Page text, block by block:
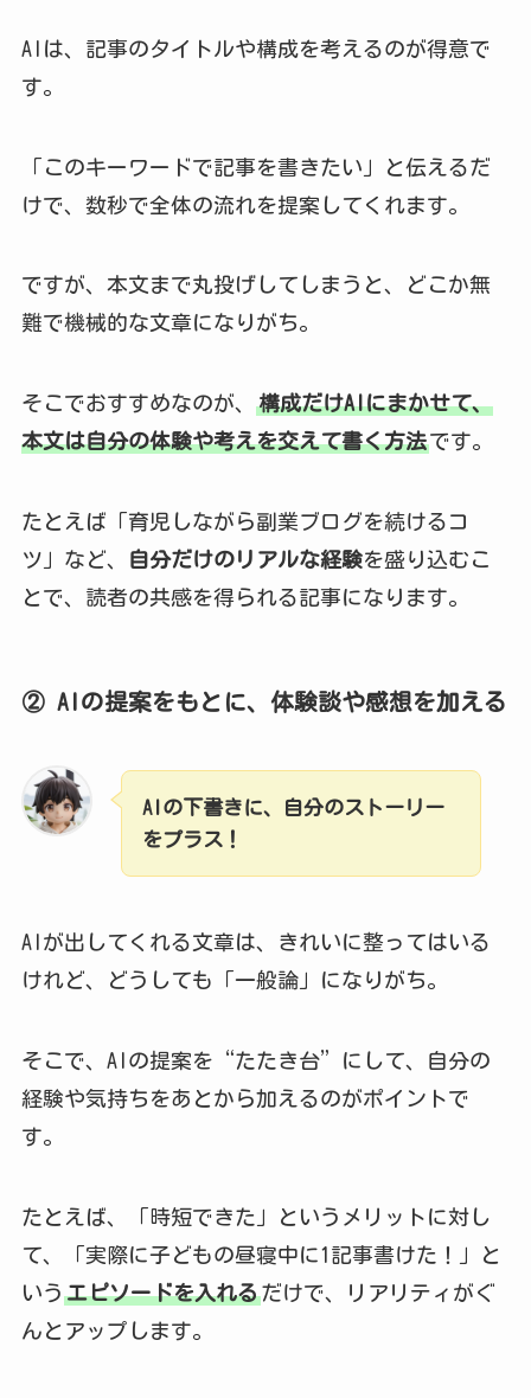
AIは、記事のタイトルや構成を考えるのが得意で
す。
「このキーワードで記事を書きたい」と伝えるだ
けで、数秒で全体の流れを提案してくれます。
ですが、本文まで丸投げしてしまうと、どこか無
難で機械的な文章になりがち。
そこでおすすめなのが、
構成だけAIにまかせて、
本文は自分の体験や考えを交えて書く方法です。
たとえば「育児しながら副業ブログを続けるコ
ツ」など、
自分だけのリアルな経験を盛り込むこ
とで、読者の共感を得られる記事になります。
② AIの提案をもとに、体験談や感想を加える
AIの下書きに、自分のストーリー
をプラス！
AIが出してくれる文章は、きれいに整ってはいる
けれど、どうしても「一般論」になりがち。
そこで、AIの提案を“たたき台”にして、自分の
経験や気持ちをあとから加えるのがポイントで
す。
たとえば、「時短できた」というメリットに対し
て、「実際に子どもの昼寝中に1記事書けた！」と
いう エピソードを入れるだけで、リアリティがぐ
んとアップします。